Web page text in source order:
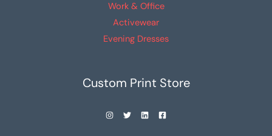
Work & Office
Activewear
Evening Dresses
Custom Print Store